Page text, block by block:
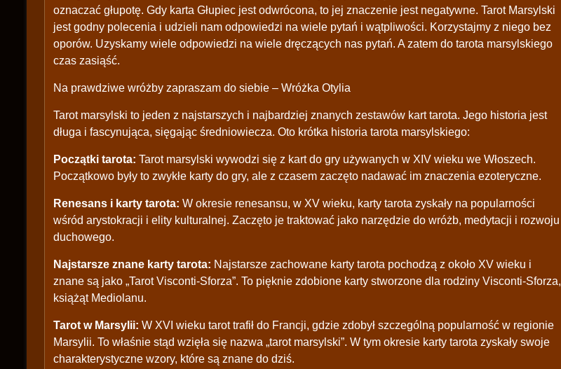
oznaczać głupotę. Gdy karta Głupiec jest odwrócona, to jej znaczenie jest negatywne. Tarot Marsylski
jest godny polecenia i udzieli nam odpowiedzi na wiele pytań i wątpliwości. Korzystajmy z niego bez
oporów. Uzyskamy wiele odpowiedzi na wiele dręczących nas pytań. A zatem do tarota marsylskiego
czas zasiąść.
Na prawdziwe wróżby zapraszam do siebie – Wróżka Otylia
Tarot marsylski to jeden z najstarszych i najbardziej znanych zestawów kart tarota. Jego historia jest
długa i fascynująca, sięgając średniowiecza. Oto krótka historia tarota marsylskiego:
Początki tarota: Tarot marsylski wywodzi się z kart do gry używanych w XIV wieku we Włoszech.
Początkowo były to zwykłe karty do gry, ale z czasem zaczęto nadawać im znaczenia ezoteryczne.
Renesans i karty tarota: W okresie renesansu, w XV wieku, karty tarota zyskały na popularności
wśród arystokracji i elity kulturalnej. Zaczęto je traktować jako narzędzie do wróżb, medytacji i rozwoju
duchowego.
Najstarsze znane karty tarota: Najstarsze zachowane karty tarota pochodzą z około XV wieku i
znane są jako „Tarot Visconti-Sforza”. To pięknie zdobione karty stworzone dla rodziny Visconti-Sforza,
książąt Mediolanu.
Tarot w Marsylii: W XVI wieku tarot trafił do Francji, gdzie zdobył szczególną popularność w regionie
Marsylii. To właśnie stąd wzięła się nazwa „tarot marsylski”. W tym okresie karty tarota zyskały swoje
charakterystyczne wzory, które są znane do dziś.